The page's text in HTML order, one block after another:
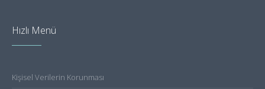
Hızlı Menü
Kişisel Verilerin Korunması